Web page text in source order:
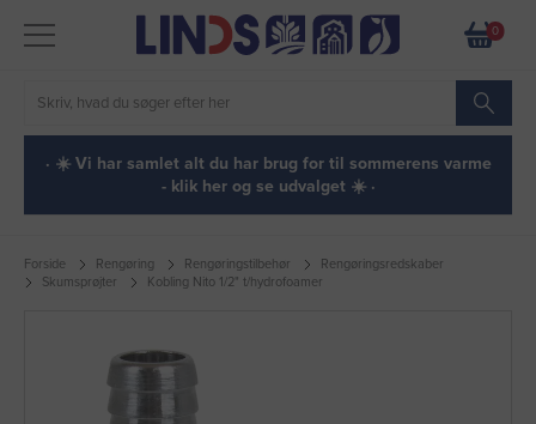
0
· ☀️ Vi har samlet alt du har brug for til sommerens varme
- klik her og se udvalget ☀️ ·
Forside Rengøring Rengøringstilbehør
Rengøringsredskaber
Skumsprøjter
Kobling Nito 1/2" t/hydrofoamer